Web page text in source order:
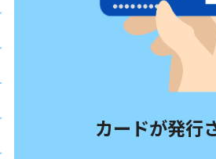
カードが発行